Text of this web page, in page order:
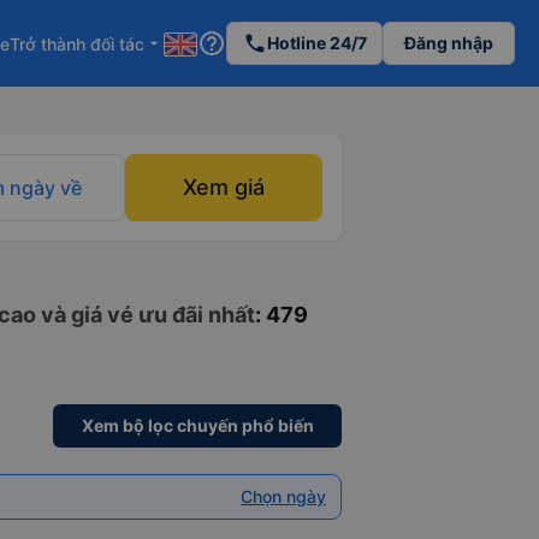
Trở thành đối tác arrow_drop_down help_outline phoneHotline 24/7 Đăng nhập
ngày về Xem giá
và giá vé ưu đãi nhất: 479
Xem bộ lọc chuyến phổ biến
Chọn ngày